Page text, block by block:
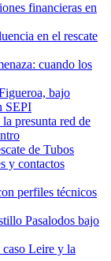
financieras en
en el rescate
cuando los
bajo
SEPI
presunta red de
de Tubos
y contactos
perfiles técnicos
Pasalodos bajo
caso Leire y la